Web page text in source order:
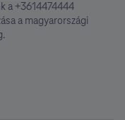
a +3614474444
a magyarországi